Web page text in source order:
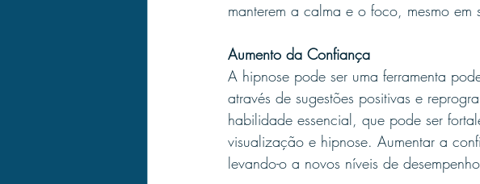
manterem a calma e o foco, mesmo em
Aumento da Confiança
A hipnose pode ser uma ferramenta
através de sugestões positivas e
habilidade essencial, que pode ser
visualização e hipnose. Aumentar a
levando-o a novos níveis de